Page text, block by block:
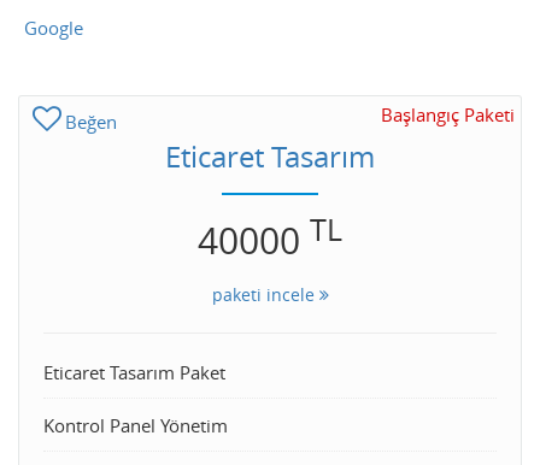
Google
Beğen Başlangıç Paketi
Eticaret Tasarım
40000 TL
paketi incele
Eticaret Tasarım Paket
Kontrol Panel Yönetim